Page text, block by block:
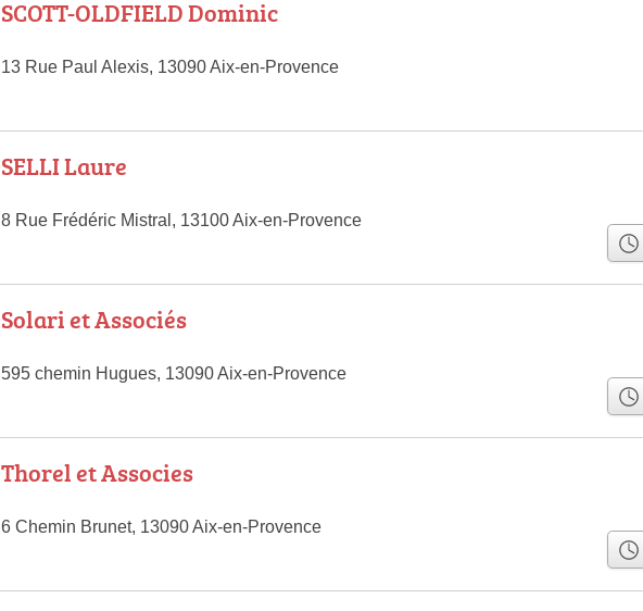
SCOTT-OLDFIELD Dominic
13 Rue Paul Alexis, 13090 Aix-en-Provence
SELLI Laure
8 Rue Frédéric Mistral, 13100 Aix-en-Provence
Solari et Associés
595 chemin Hugues, 13090 Aix-en-Provence
Thorel et Associes
6 Chemin Brunet, 13090 Aix-en-Provence